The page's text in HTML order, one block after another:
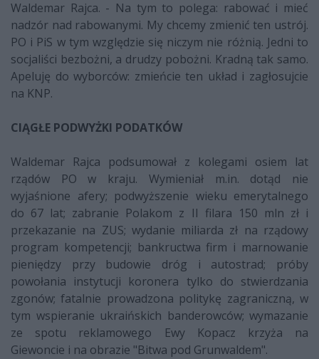
Waldemar Rajca. - Na tym to polega: rabować i mieć
nadzór nad rabowanymi. My chcemy zmienić ten ustrój.
PO i PiS w tym względzie się niczym nie różnią. Jedni to
socjaliści bezbożni, a drudzy pobożni. Kradną tak samo.
Apeluję do wyborców: zmieńcie ten układ i zagłosujcie
na KNP.
CIĄGŁE PODWYŻKI PODATKÓW
Waldemar Rajca podsumował z kolegami osiem lat
rządów PO w kraju. Wymieniał m.in. dotąd nie
wyjaśnione afery; podwyższenie wieku emerytalnego
do 67 lat; zabranie Polakom z II filara 150 mln zł i
przekazanie na ZUS; wydanie miliarda zł na rządowy
program kompetencji; bankructwa firm i marnowanie
pieniędzy przy budowie dróg i autostrad; próby
powołania instytucji koronera tylko do stwierdzania
zgonów; fatalnie prowadzona politykę zagraniczną, w
tym wspieranie ukraińskich banderowców; wymazanie
ze spotu reklamowego Ewy Kopacz krzyża na
Giewoncie i na obrazie "Bitwa pod Grunwaldem".